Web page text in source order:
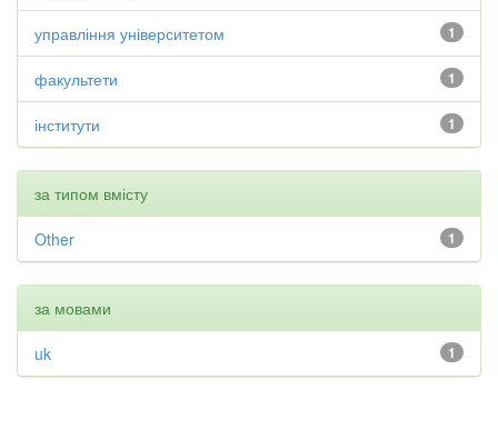
1
управління університетом
1
факультети
1
інститути
за типом вмісту
1
Other
за мовами
1
uk